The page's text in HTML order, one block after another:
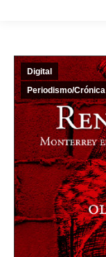
Digital
Periodismo/Crónica